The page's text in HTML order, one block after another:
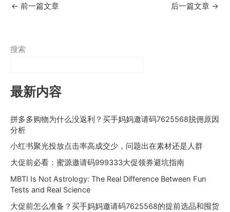
← 前一篇文章 后一篇文章 →
搜索
最新内容
拼多多购物为什么没返利？买手妈妈邀请码7625568脱佣原因
分析
小红书聚光投放点击率高成交少，问题出在素材还是人群
大促前必看：蜜源邀请码999333大促领券避坑指南
MBTI Is Not Astrology: The Real Difference Between Fun
Tests and Real Science
大促前怎么准备？买手妈妈邀请码7625568的提前选品和囤货